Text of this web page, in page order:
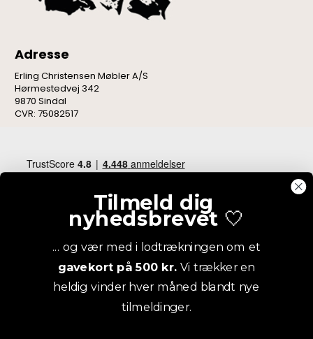
Adresse
Erling Christensen Møbler A/S
Hørmestedvej 342
9870 Sindal
CVR: 75082517
Tilmeld dig
nyhedsbrevet 🤍
... og vær med i lodtrækningen om et
gavekort på 500 kr. Vi trækker en
heldig vinder hver måned blandt nye
tilmeldinger.